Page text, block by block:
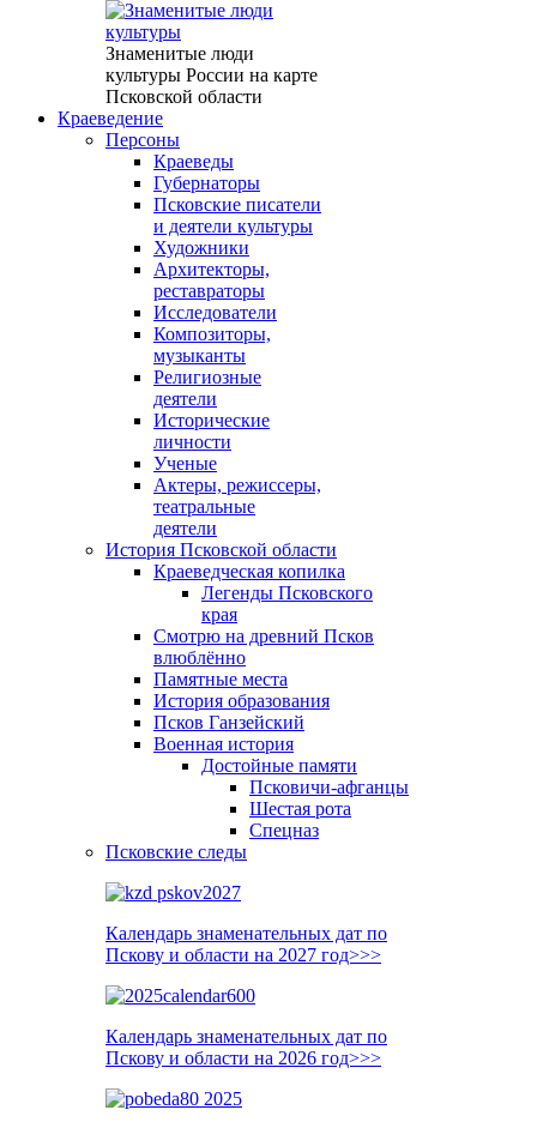
Знаменитые люди
культуры России на карте
Псковской области
Краеведение
Персоны
Краеведы
Губернаторы
Псковские писатели
и деятели культуры
Художники
Архитекторы,
реставраторы
Исследователи
Композиторы,
музыканты
Религиозные
деятели
Исторические
личности
Ученые
Актеры, режиссеры,
театральные
деятели
История Псковской области
Краеведческая копилка
Легенды Псковского
края
Смотрю на древний Псков
влюблённо
Памятные места
История образования
Псков Ганзейский
Военная история
Достойные памяти
Псковичи-афганцы
Шестая рота
Спецназ
Псковские следы
Календарь знаменательных дат по
Пскову и области на 2027 год>>>
Календарь знаменательных дат по
Пскову и области на 2026 год>>>